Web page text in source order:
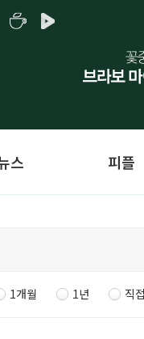
스 피플
1개월 1년 직